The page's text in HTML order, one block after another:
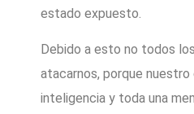
estado expuesto.
Debido a esto no todos
atacarnos, porque
inteligencia y toda una